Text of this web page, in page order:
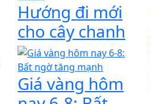
Hướng đi mới
cho cây chanh
Giá vàng hôm